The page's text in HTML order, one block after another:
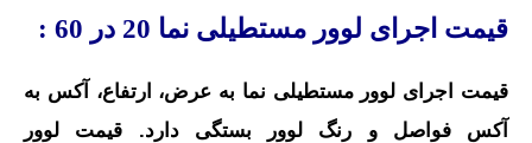
قیمت اجرای لوور مستطیلی نما 20 در 60 :
قیمت اجرای لوور مستطیلی نما به عرض، ارتفاع، آکس به
آکس فواصل و رنگ لوور بستگی دارد. قیمت لوور